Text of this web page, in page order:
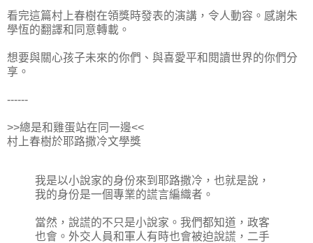
看完這篇村上春樹在領獎時發表的演講，令人動容。感謝朱
學恆的翻譯和同意轉載。
想要與關心孩子未來的你們、與喜愛平和閱讀世界的你們分
享。
------
>>總是和雞蛋站在同一邊<<
村上春樹於耶路撒冷文學獎
我是以小說家的身份來到耶路撒冷，也就是說，
我的身份是一個專業的謊言編織者。
當然，說謊的不只是小說家。我們都知道，政客
也會。外交人員和軍人有時也會被迫說謊，二手